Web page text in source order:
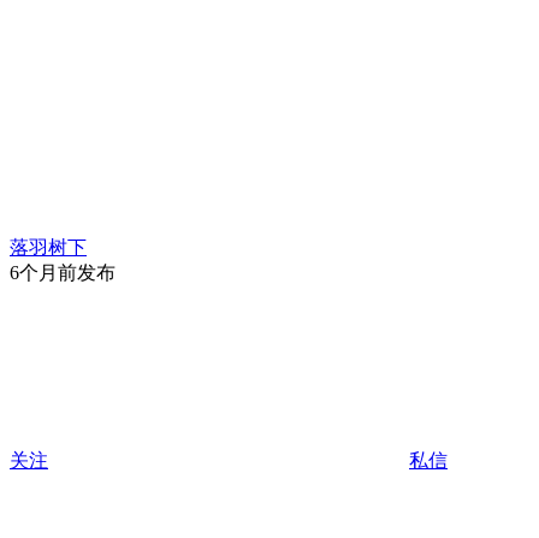
落羽树下
6个月前发布
关注 私信